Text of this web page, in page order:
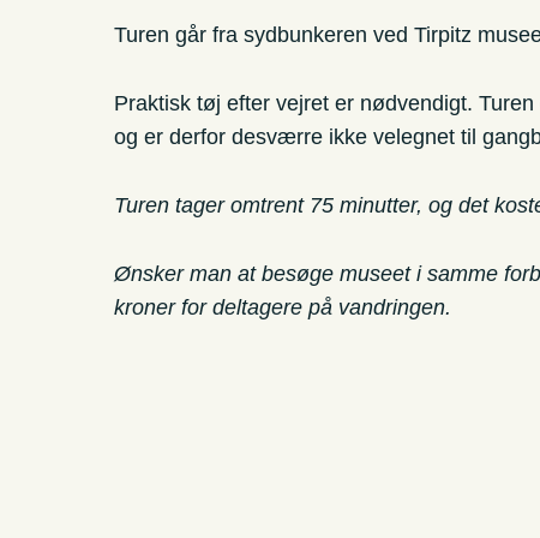
Turen går fra sydbunkeren ved Tirpitz
Praktisk tøj efter vejret er nødvendigt.
og er derfor desværre ikke velegnet til
Turen tager omtrent 75 minutter, og det
Ønsker man at besøge museet i samme
kroner for deltagere på vandringen.